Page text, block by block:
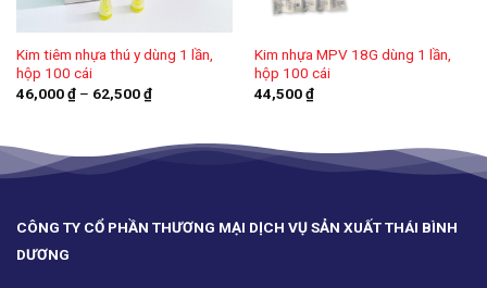
Kim tiêm nhựa thú y dùng 1 lần,
hộp 100 cái
46,000₫ – 62,500₫Khoảng
giá:
đến
62,500 ₫
Kim nhựa MPV 18G dùng 1 lần,
hộp 100 cái
44,500₫
CÔNG TY CỔ PHẦN THƯƠNG MẠI DỊCH VỤ SẢN XUẤT THÁI BÌNH
DƯƠNG